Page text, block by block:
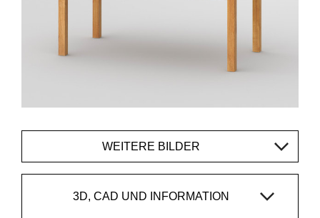
WEITERE BILDER
3D, CAD UND INFORMATION